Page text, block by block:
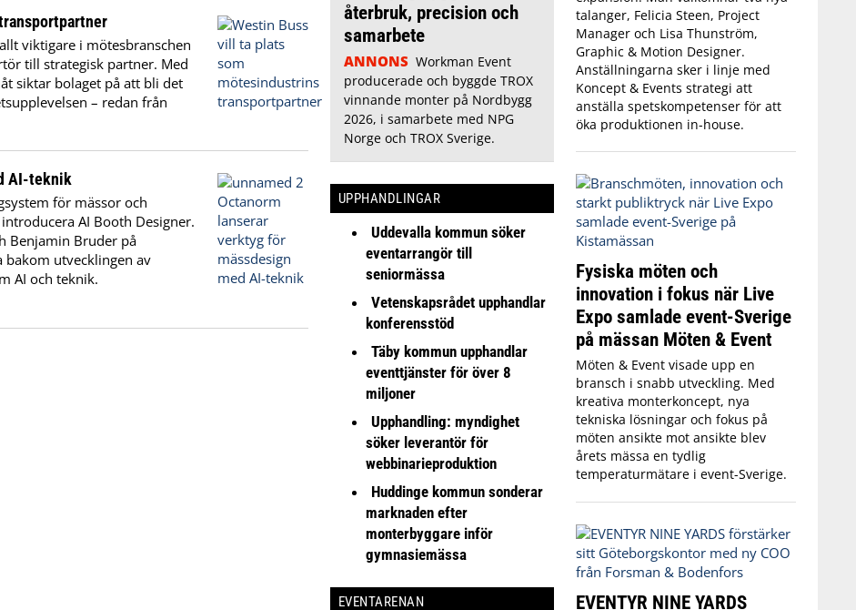
viktigare i mötesbranschen
till strategisk partner. Med
siktar bolaget på att bli det
– redan från
AI-teknik
för mässor och
AI Booth Designer.
Benjamin Bruder på
bakom utvecklingen av
AI och teknik.
återbruk, precision och
samarbete
ANNONS Workman Event
producerade och byggde TROX
vinnande monter på Nordbygg
2026, i samarbete med NPG
Norge och TROX Sverige.
UPPHANDLINGAR
Uddevalla kommun söker
eventarrangör till
seniormässa
Vetenskapsrådet upphandlar
konferensstöd
Täby kommun upphandlar
eventtjänster för över 8
miljoner
Upphandling: myndighet
söker leverantör för
webbinarieproduktion
Huddinge kommun sonderar
marknaden efter
monterbyggare inför
gymnasiemässa
EVENTARENAN
talanger, Felicia Steen, Project
Manager och Lisa Thunström,
Graphic & Motion Designer.
Anställningarna sker i linje med
Koncept & Events strategi att
anställa spetskompetenser för att
öka produktionen in-house.
Fysiska möten och
innovation i fokus när Live
Expo samlade event-Sverige
på mässan Möten & Event
Möten & Event visade upp en
bransch i snabb utveckling. Med
kreativa monterkoncept, nya
tekniska lösningar och fokus på
möten ansikte mot ansikte blev
årets mässa en tydlig
temperaturmätare i event-Sverige.
EVENTYR NINE YARDS